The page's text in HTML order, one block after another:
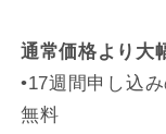
通常価格より大
•17週間申し込
無料